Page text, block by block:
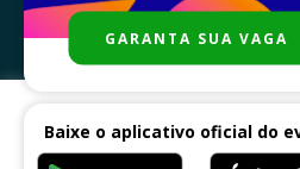
GARANTA SUA VAGA
Baixe o aplicativo oficial do